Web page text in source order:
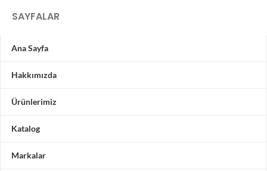
SAYFALAR
Ana Sayfa
Hakkımızda
Ürünlerimiz
Katalog
Markalar